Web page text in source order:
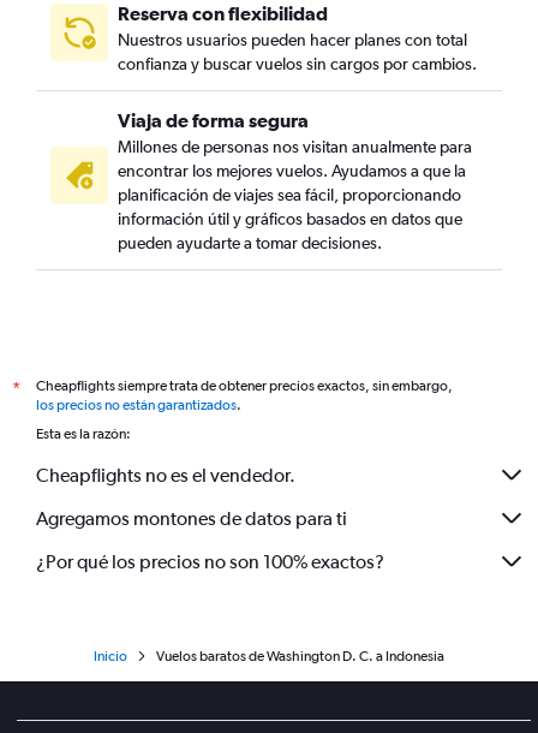
Reserva con flexibilidad
Nuestros usuarios pueden hacer planes con total
confianza y buscar vuelos sin cargos por cambios.
Viaja de forma segura
Millones de personas nos visitan anualmente para
encontrar los mejores vuelos. Ayudamos a que la
planificación de viajes sea fácil, proporcionando
información útil y gráficos basados en datos que
pueden ayudarte a tomar decisiones.
*
Cheapflights siempre trata de obtener precios exactos, sin embargo,
los precios no están garantizados.
Esta es la razón:
Cheapflights no es el vendedor.
Agregamos montones de datos para ti
¿Por qué los precios no son 100% exactos?
Inicio Vuelos baratos de Washington D. C. a Indonesia